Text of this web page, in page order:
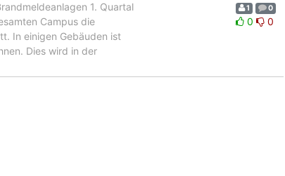
1. Quartal
Campus die
In einigen Gebäuden ist
Dies wird in der
1 0
0 0